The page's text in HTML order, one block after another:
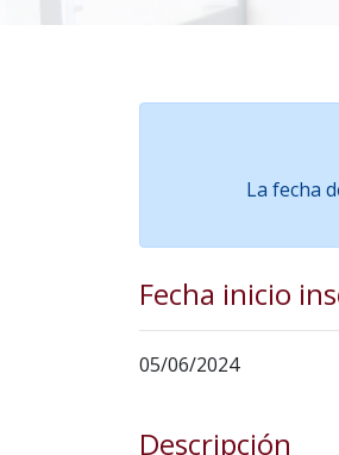
La fecha
Fecha inicio
05/06/2024
Descripción